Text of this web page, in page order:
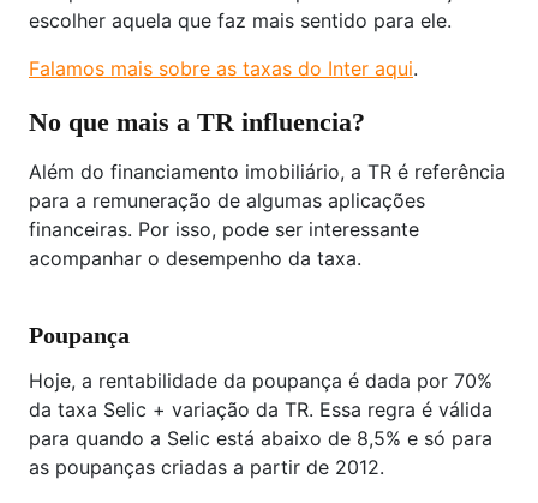
escolher aquela que faz mais sentido para ele.
Falamos mais sobre as taxas do Inter aqui.
No que mais a TR influencia?
Além do financiamento imobiliário, a TR é referência
para a remuneração de algumas aplicações
financeiras. Por isso, pode ser interessante
acompanhar o desempenho da taxa.
Poupança
Hoje, a rentabilidade da poupança é dada por 70%
da taxa Selic + variação da TR. Essa regra é válida
para quando a Selic está abaixo de 8,5% e só para
as poupanças criadas a partir de 2012.